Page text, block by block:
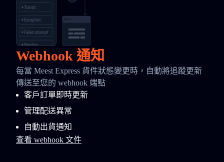
Webhook 通知
每當 Meest Express 貨件狀態變更時，自動將追蹤更新
傳送至您的 webhook 端點
客戶訂單即時更新
管理配送異常
自動出貨通知
查看 webhook 文件